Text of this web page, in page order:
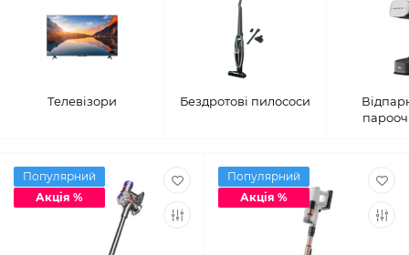
Телевізори Бездротові пилососи
Популярний
Акція %
Популярний
Акція %